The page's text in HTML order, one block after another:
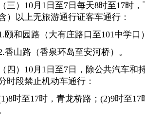
）10月1日至7日每天8时至17时，
含）以上无旅游通行证客车通行：
和园路（大有庄路口至101中学口
山路（香泉环岛至安河桥）。
）10月1日至7日，除公共汽车和
时段禁止机动车通行：
至17时，青龙桥路；(2)9时至17